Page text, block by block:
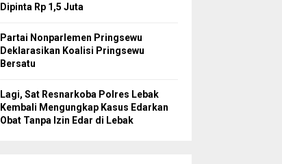
Dipinta Rp 1,5 Juta
Partai Nonparlemen Pringsewu
Deklarasikan Koalisi Pringsewu
Bersatu
Lagi, Sat Resnarkoba Polres Lebak
Kembali Mengungkap Kasus Edarkan
Obat Tanpa Izin Edar di Lebak